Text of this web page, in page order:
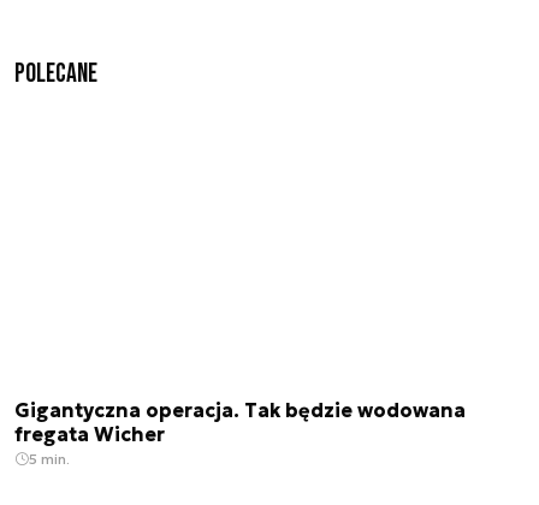
Polecane
Gigantyczna operacja. Tak będzie wodowana
fregata Wicher
5 min.